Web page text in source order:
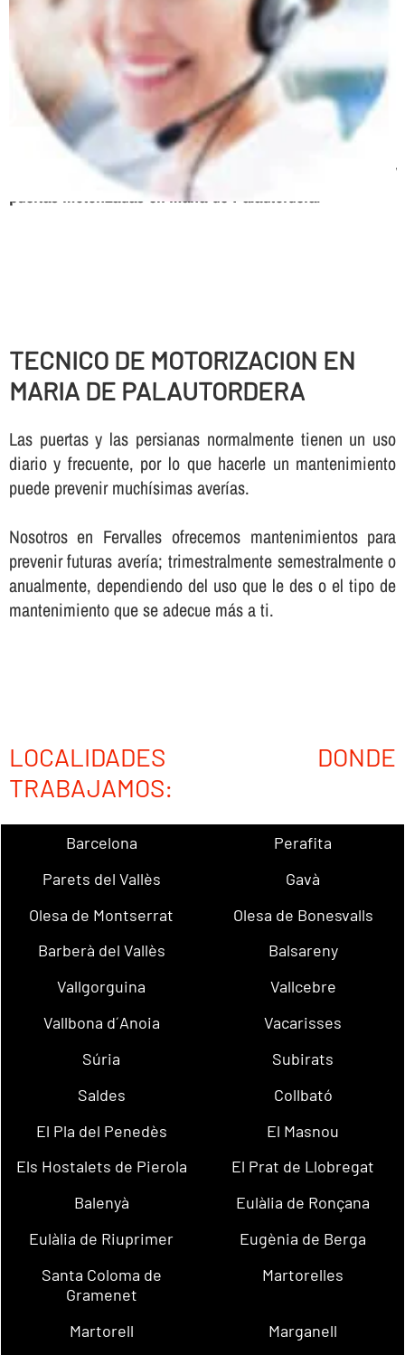
Persianas enrollables, Puertas correderas, Puertas
batientes, Puertas seccionales, Correderas automáticas
de cristal, Sistemas de anti-cizallamiento, Puertas
peatonales, Puertas basculantes, Puertas radio
frecuencia, Urgencias 24 horas, Mantenimiento de
Servicio tecnico, expertos en automatismos y
puertas motorizadas en Maria de Palautordera.
TECNICO DE MOTORIZACION EN
MARIA DE PALAUTORDERA
Las puertas y las persianas normalmente tienen un uso
diario y frecuente, por lo que hacerle un mantenimiento
puede prevenir muchí­simas averí­as.
Nosotros en Fervalles ofrecemos mantenimientos para
prevenir futuras averí­a; trimestralmente semestralmente o
anualmente, dependiendo del uso que le des o el tipo de
mantenimiento que se adecue más a ti.
LOCALIDADES DONDE
TRABAJAMOS:
Barcelona
Perafita
Parets del Vallès
Gavà
Olesa de Montserrat
Olesa de Bonesvalls
Barberà del Vallès
Balsareny
Vallgorguina
Vallcebre
Vallbona d´Anoia
Vacarisses
Súria
Subirats
Saldes
Collbató
El Pla del Penedès
El Masnou
Els Hostalets de Pierola
El Prat de Llobregat
Balenyà
Eulàlia de Ronçana
Eulàlia de Riuprimer
Eugènia de Berga
Santa Coloma de
Gramenet
Martorelles
Martorell
Marganell